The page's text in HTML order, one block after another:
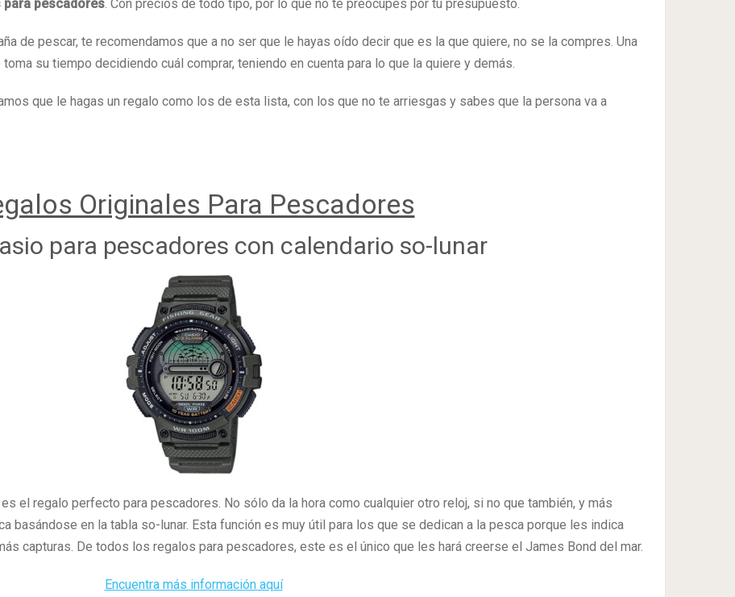
para pescadores. Con precios de todo tipo, por lo que no te preocupes por tu presupuesto.
de pescar, te recomendamos que a no ser que le hayas oído decir que es la que quiere, no se la compres. Una
su tiempo decidiendo cuál comprar, teniendo en cuenta para lo que la quiere y demás.
que le hagas un regalo como los de esta lista, con los que no te arriesgas y sabes que la persona va a
Originales Para Pescadores
para pescadores con calendario so-lunar
el regalo perfecto para pescadores. No sólo da la hora como cualquier otro reloj, si no que también, y más
basándose en la tabla so-lunar. Esta función es muy útil para los que se dedican a la pesca porque les indica
capturas. De todos los regalos para pescadores, este es el único que les hará creerse el James Bond del mar.
Encuentra más información aquí